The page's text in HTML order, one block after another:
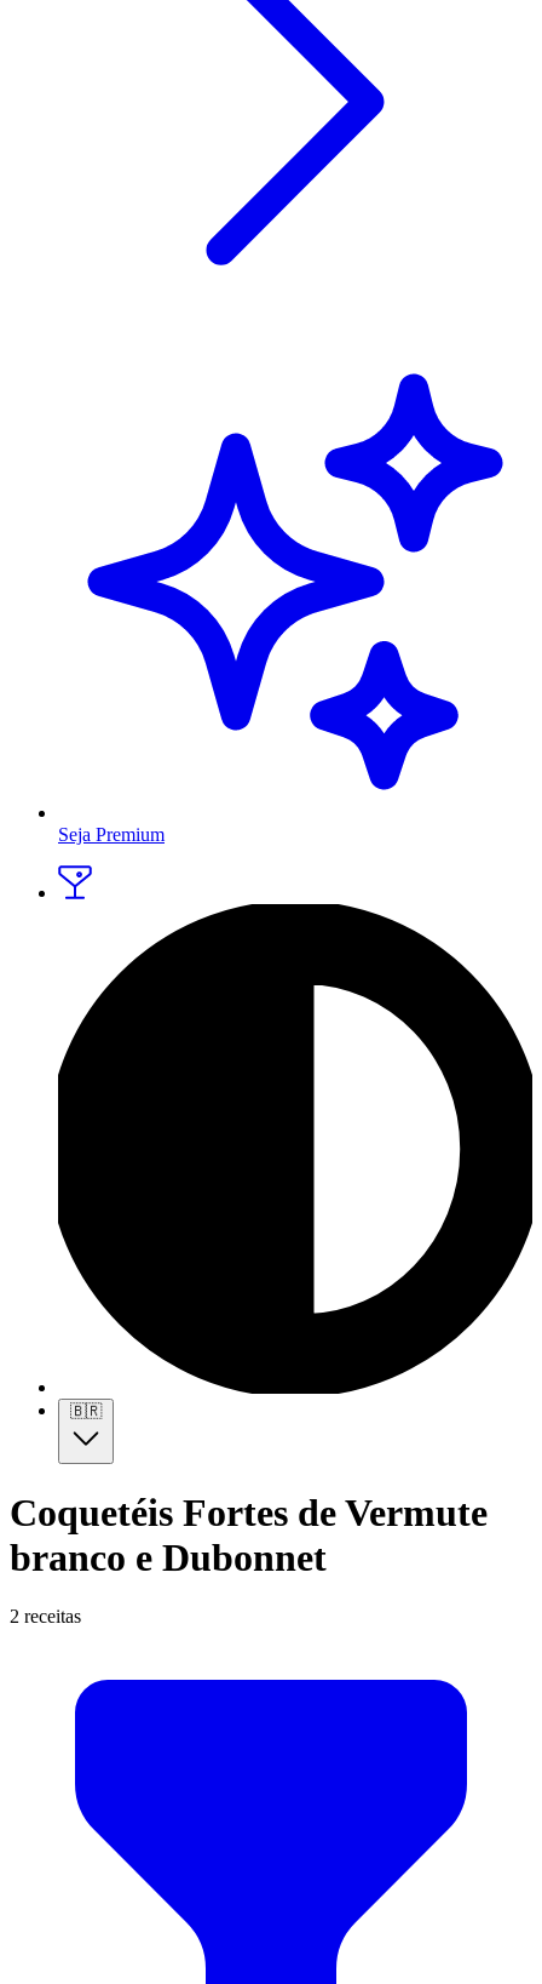
Seja Premium
🇧🇷
Coquetéis Fortes de Vermute
branco e Dubonnet
2 receitas